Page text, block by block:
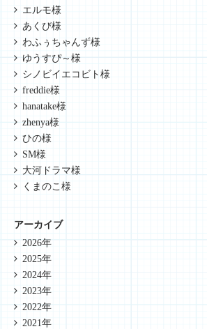
エルモ様
あくび様
わふぅちゃんず様
ゆうすぴ～様
シノビイエコビト様
freddie様
hanatake様
zhenya様
ひの様
SM様
大河ドラマ様
くまのこ様
アーカイブ
2026年
2025年
2024年
2023年
2022年
2021年